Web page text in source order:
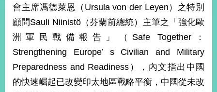
濟
日
不
落
國
台
海
平
會主席馮德萊恩（Ursula von der Leyen）之特別
顧問Sauli Niinistö（芬蘭前總統）主筆之「強化歐
洲軍民戰備報告」（Safe Together：
Strengthening Europe’ s Civilian and Military
Preparedness and Readiness），內文指出中國
的快速崛起已改變印太地區戰略平衡，中國從未改